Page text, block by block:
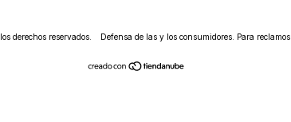
derechos reservados. Defensa de las y los consumidores. Para reclamos